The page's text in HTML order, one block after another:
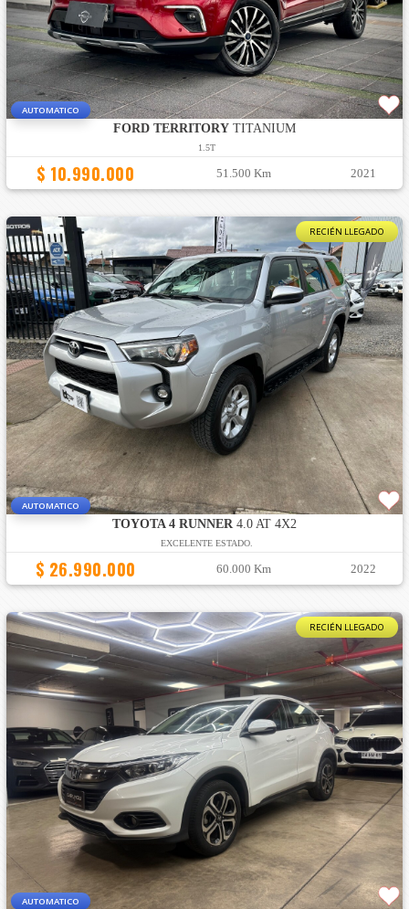
AUTOMATICO
FORD TERRITORYTITANIUM
1.5T
$ 10.990.000 51.500 Km 2021
RECIÉN LLEGADO
AUTOMATICO
TOYOTA 4 RUNNER4.0 AT 4X2
EXCELENTE ESTADO.
$ 26.990.000 60.000 Km 2022
RECIÉN LLEGADO
AUTOMATICO